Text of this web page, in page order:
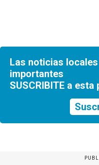
Las noticias
importantes
SUSCRIBITE a